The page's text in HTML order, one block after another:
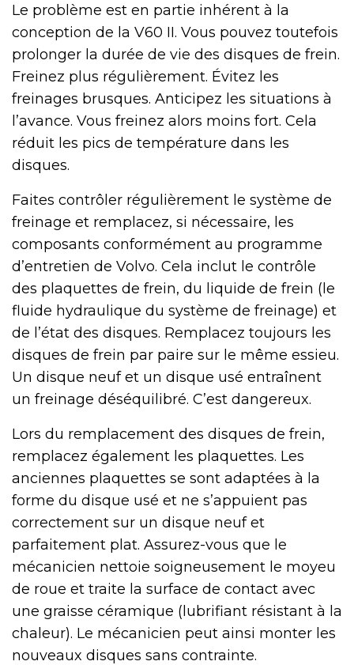
Le problème est en partie inhérent à la
conception de la V60 II. Vous pouvez toutefois
prolonger la durée de vie des disques de frein.
Freinez plus régulièrement. Évitez les
freinages brusques. Anticipez les situations à
l’avance. Vous freinez alors moins fort. Cela
réduit les pics de température dans les
disques.
Faites contrôler régulièrement le système de
freinage et remplacez, si nécessaire, les
composants conformément au programme
d’entretien de Volvo. Cela inclut le contrôle
des plaquettes de frein, du liquide de frein (le
fluide hydraulique du système de freinage) et
de l’état des disques. Remplacez toujours les
disques de frein par paire sur le même essieu.
Un disque neuf et un disque usé entraînent
un freinage déséquilibré. C’est dangereux.
Lors du remplacement des disques de frein,
remplacez également les plaquettes. Les
anciennes plaquettes se sont adaptées à la
forme du disque usé et ne s’appuient pas
correctement sur un disque neuf et
parfaitement plat. Assurez-vous que le
mécanicien nettoie soigneusement le moyeu
de roue et traite la surface de contact avec
une graisse céramique (lubrifiant résistant à la
chaleur). Le mécanicien peut ainsi monter les
nouveaux disques sans contrainte.